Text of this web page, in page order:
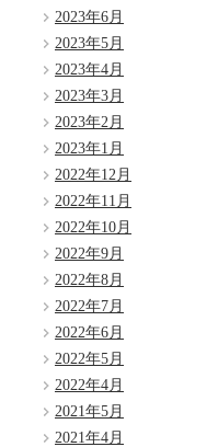
2023年6月
2023年5月
2023年4月
2023年3月
2023年2月
2023年1月
2022年12月
2022年11月
2022年10月
2022年9月
2022年8月
2022年7月
2022年6月
2022年5月
2022年4月
2021年5月
2021年4月